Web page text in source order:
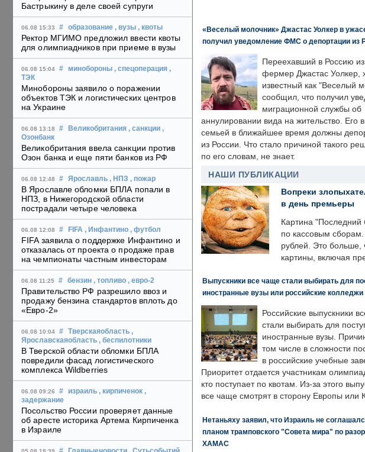
Бастрыкину в деле своей супруги
06.08 15:33 # образование , вузы , квоты
Ректор МГИМО предложил ввести квоты
для олимпиадников при приеме в вузы
06.08 15:04 # минобороны , спецоперация ,
ТЭК
Минобороны заявило о поражении
объектов ТЭК и логистических центров
на Украине
06.08 13:18 # Великобритания , санкции ,
Озонбанк
Великобритания ввела санкции против
Озон банка и еще пяти банков из РФ
06.08 12:48 # Ярославль , НПЗ , пожар
В Ярославле обломки БПЛА попали в
НПЗ, в Нижегородской области
пострадали четыре человека
06.08 12:08 # FIFA , Инфантино , футбол
FIFA заявила о поддержке Инфантино и
отказалась от проекта о продаже прав
на чемпионаты частным инвесторам
06.08 11:25 # бензин , топливо , евро-2
Правительство РФ разрешило ввоз и
продажу бензина стандартов вплоть до
«Евро-2»
06.08 10:04 # Тверскаяобласть ,
Ярославскаяобласть , беспилотники
В Тверской области обломки БПЛА
повредили фасад логистического
комплекса Wildberries
06.08 09:26 # израиль , кирпиченок ,
задержание
Посольство России проверяет данные
об аресте историка Артема Кирпиченка
в Израиле
«Веселый молочник» Джастас Уолкер в
получил уведомление ФМС о депортации из
Переехавший в Россию
фермер Джастас Уолкер,
известный как "Веселый
сообщил, что получил
миграционной службы об
аннулировании вида на жительство. Его
семьей в ближайшее время должны
из России. Что стало причиной такого
по его словам, не знает.
НАШИ ПУБЛИКАЦИИ
Вопреки
в день премьеры
Картина "Последний
по кассовым
рублей. Это больше,
картины, включая
Выпускники все чаще стали выбирать для
иностранные вузы или российские колледжи
Российские выпускники
стали выбирать для
иностранные вузы.
том числе в сложности
в российские учебные
Приоритет отдается участникам
кто поступает по квотам. Из-за этого
все чаще смотрят в сторону Европы или
Нетаньяху заявил, что Израиль не
планом трамповского "Совета мира" по
ХАМАС